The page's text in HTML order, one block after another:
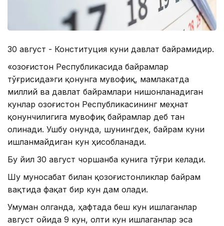
30 август - Конституция куни давлат байрамидир.
«Қозоғистон Республикасида байрамлар
тўғрисида»ги қонунга мувофиқ, мамлакатда
миллий ва давлат байрамлари нишонланадиган
кунлар Қозоғистон Республикасининг меҳнат
қонунчилигига мувофиқ байрамлар деб тан
олинади. Ушбу Қонунда, шунингдек, байрам куни
ишланмайдиган кун ҳисобланади.
Бу йил 30 август чоршанба кунига тўғри келади.
Шу муносабат билан қозоғистонликлар байрам
вақтида фақат бир кун дам олади.
Умуман олганда, ҳафтада беш кун ишлаганлар
август ойида 9 кун, олти кун ишлаганлар эса